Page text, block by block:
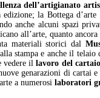
dell’artigianato
la Bottega
anche alcuni spazi
all’arte, quanto
materiali storici dal
stampa e anche il telaio
vedere illavoro del cartaio
genarazioni di cartai
a numerosi laboratori